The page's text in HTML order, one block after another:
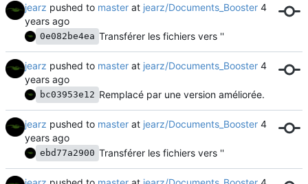
jearz pushed to master at jearz/Documents_Booster
0e082be4ea Transférer les fichiers vers ''
jearz pushed to master at jearz/Documents_Booster
bc03953e12 Remplacé par une version améliorée.
jearz pushed to master at jearz/Documents_Booster
ebd77a2900 Transférer les fichiers vers ''